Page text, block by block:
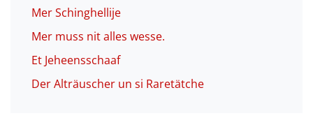
Mer Schinghellije
Mer muss nit alles wesse.
Et Jeheensschaaf
Der Alträuscher un si Raretätche